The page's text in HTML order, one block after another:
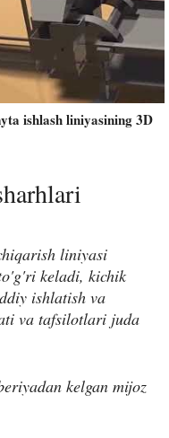
ishlash liniyasining 3D
liniyasi
keladi, kichik
ishlatish va
va tafsilotlari juda
kelgan mijoz